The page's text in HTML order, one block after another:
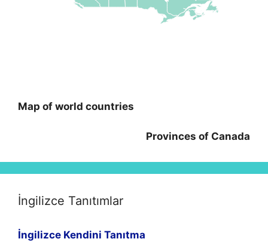
Map of world countries
Provinces of Canada
İngilizce Tanıtımlar
İngilizce Kendini Tanıtma